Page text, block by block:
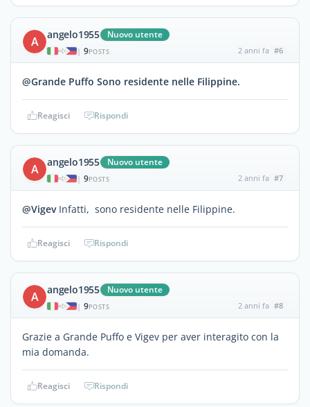
A angelo1955 Nuovo utente
| 9POSTS 2 anni fa #6
@Grande Puffo Sono residente nelle Filippine.
Reagisci Rispondi
A angelo1955 Nuovo utente
| 9POSTS 2 anni fa #7
@VigevInfatti, sono residente nelle Filippine.
Reagisci Rispondi
A angelo1955 Nuovo utente
| 9POSTS 2 anni fa #8
Grazie a Grande Puffo e Vigev per aver interagito con la
mia domanda.
Reagisci Rispondi